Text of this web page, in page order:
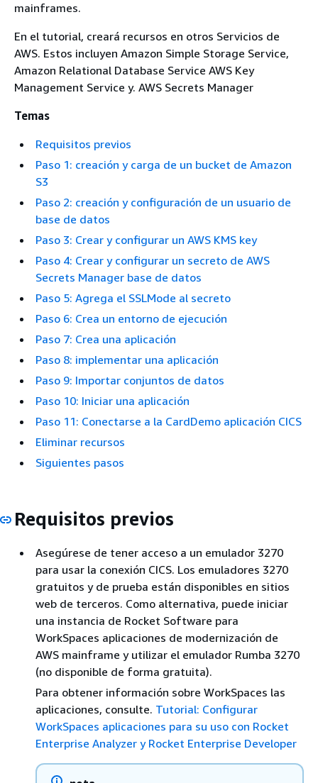
mainframes.
En el tutorial, creará recursos en otros Servicios de
AWS. Estos incluyen Amazon Simple Storage Service,
Amazon Relational Database Service AWS Key
Management Service y. AWS Secrets Manager
Temas
Requisitos previos
Paso 1: creación y carga de un bucket de Amazon
S3
Paso 2: creación y configuración de un usuario de
base de datos
Paso 3: Crear y configurar un AWS KMS key
Paso 4: Crear y configurar un secreto de AWS
Secrets Manager base de datos
Paso 5: Agrega el SSLMode al secreto
Paso 6: Crea un entorno de ejecución
Paso 7: Crea una aplicación
Paso 8: implementar una aplicación
Paso 9: Importar conjuntos de datos
Paso 10: Iniciar una aplicación
Paso 11: Conectarse a la CardDemo aplicación CICS
Eliminar recursos
Siguientes pasos
Requisitos previos
Asegúrese de tener acceso a un emulador 3270
para usar la conexión CICS. Los emuladores 3270
gratuitos y de prueba están disponibles en sitios
web de terceros. Como alternativa, puede iniciar
una instancia de Rocket Software para
WorkSpaces aplicaciones de modernización de
AWS mainframe y utilizar el emulador Rumba 3270
(no disponible de forma gratuita).
Para obtener información sobre WorkSpaces las
aplicaciones, consulte. Tutorial: Configurar
WorkSpaces aplicaciones para su uso con Rocket
Enterprise Analyzer y Rocket Enterprise Developer